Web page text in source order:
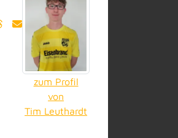
zum Profil
von
Tim Leuthardt